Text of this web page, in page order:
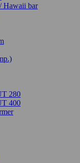
Hawaii bar
280
400